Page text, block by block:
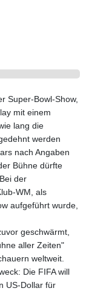
Super-Bowl-Show,
mit einem
lang die
werden
nach Angaben
Bühne dürfte
der
WM, als
aufgeführt wurde,
geschwärmt,
aller Zeiten"
weltweit.
Die FIFA will
US-Dollar für